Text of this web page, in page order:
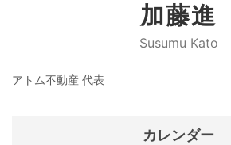
加藤進
Susumu Kato
アトム不動産 代表
カレンダー